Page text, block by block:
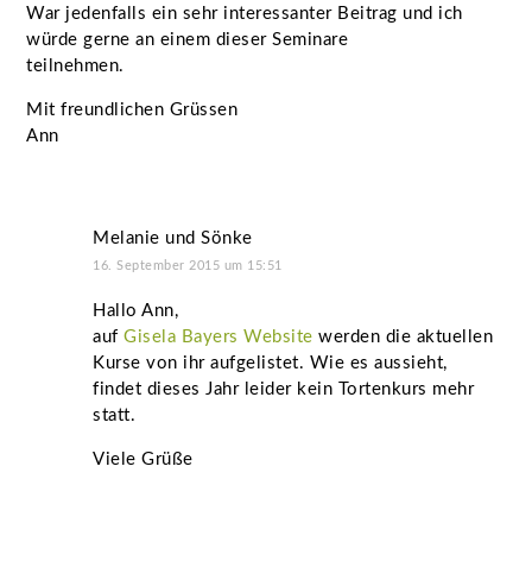
War jedenfalls ein sehr interessanter Beitrag und ich
würde gerne an einem dieser Seminare
teilnehmen.
Mit freundlichen Grüssen
Ann
Melanie und Sönke
16. September 2015 um 15:51
Hallo Ann,
aufGisela Bayers Website werden die aktuellen
Kurse von ihr aufgelistet. Wie es aussieht,
findet dieses Jahr leider kein Tortenkurs mehr
statt.
Viele Grüße